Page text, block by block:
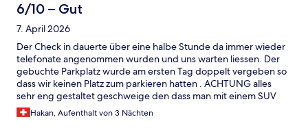
6/10 – Gut
7. April 2026
Der Check in dauerte über eine halbe Stunde da immer wieder
telefonate angenommen wurden und uns warten liessen. Der
gebuchte Parkplatz wurde am ersten Tag doppelt vergeben so
dass wir keinen Platz zum parkieren hatten . ACHTUNG alles
sehr eng gestaltet geschweige den dass man mit einem SUV
nicht ins -2 kommt. daher mussten wir ausserhalb parkieren und
zum Hotel zurück marschieren !!!!!! Abends sind alle Parkplätze
Hakan, Aufenthalt von 3 Nächten